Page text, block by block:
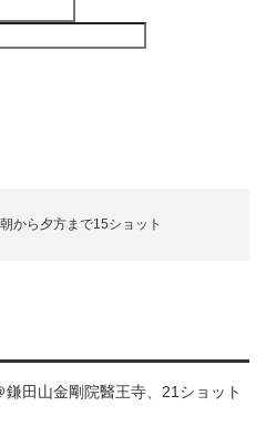
から夕方まで15ショット
鎌田山金剛院醫王寺、21ショット